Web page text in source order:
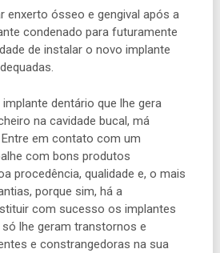
enxerto ósseo e gengival após a
condenado para futuramente
de instalar o novo implante
dentário que lhe gera
na cavidade bucal, má
em contato com um
com bons produtos
procedência, qualidade e, o mais
porque sim, há a
com sucesso os implantes
lhe geram transtornos e
e constrangedoras na sua